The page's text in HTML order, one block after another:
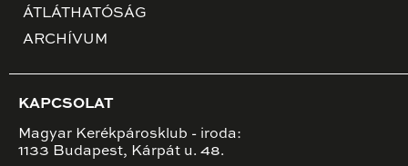
ÁTLÁTHATÓSÁG
ARCHÍVUM
KAPCSOLAT
Magyar Kerékpárosklub - iroda:
1133 Budapest, Kárpát u. 48.